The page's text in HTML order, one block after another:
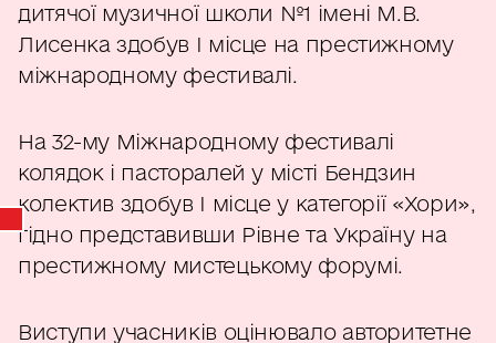
дитячої музичної школи №1 імені М.В.
Лисенка здобув І місце на престижному
міжнародному фестивалі.
На 32-му Міжнародному фестивалі
колядок і пасторалей у місті Бендзин
колектив здобув І місце у категорії «Хори»,
гідно представивши Рівне та Україну на
престижному мистецькому форумі.
Виступи учасників оцінювало авторитетне